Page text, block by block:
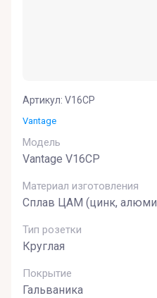
Артикул: V16CP
Vantage
Модель
Vantage V16CP
Материал изготовления
Сплав ЦАМ (цинк,
Тип розетки
Круглая
Покрытие
Гальваника